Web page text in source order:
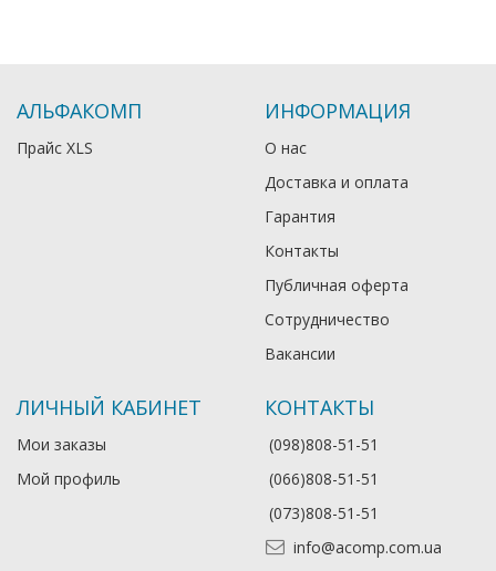
АЛЬФАКОМП
Прайс XLS
ИНФОРМАЦИЯ
О нас
Доставка и оплата
Гарантия
Контакты
Публичная оферта
Сотрудничество
Вакансии
ЛИЧНЫЙ КАБИНЕТ
Мои заказы
Мой профиль
КОНТАКТЫ
(098)808-51-51
(066)808-51-51
(073)808-51-51
info@acomp.com.ua